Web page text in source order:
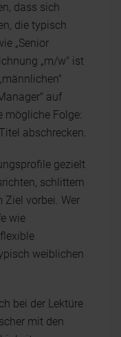
dass sich
die typisch
„Senior
„m/w" ist
auf
mögliche Folge:
abschrecken.
gezielt
schlittern
Ziel vorbei. Wer
wie
weiblichen
bei der Lektüre
mit den